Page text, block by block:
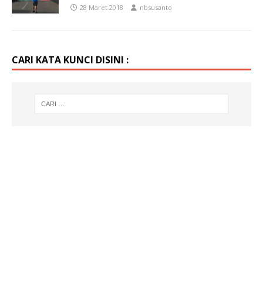
28 Maret 2018 nbsusanto
CARI KATA KUNCI DISINI :